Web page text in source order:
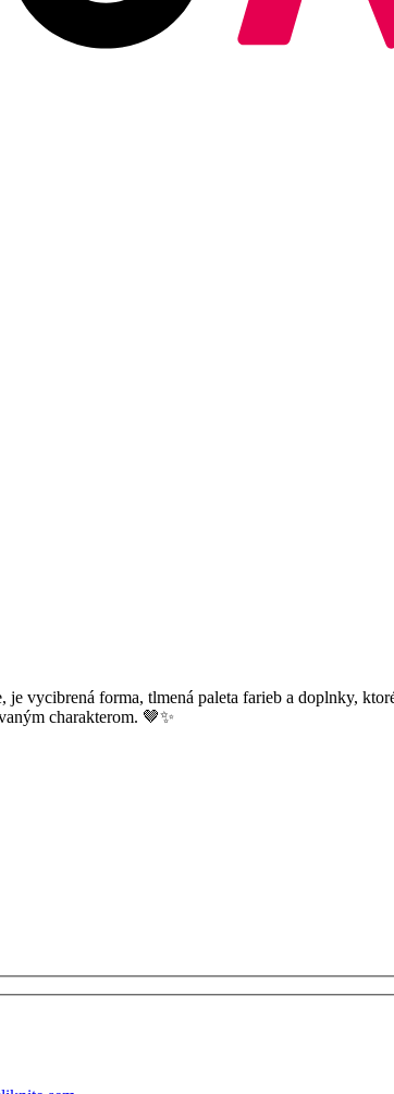
vycibrená forma, tlmená paleta farieb a doplnky,
charakterom. 🤎✨